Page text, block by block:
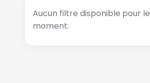
Aucun filtre disponible pour le
moment.